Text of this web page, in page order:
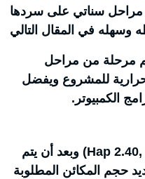
مراحل سناتي على سردها
مرحلة من مراحل
للمشروع ويفضل
الكمبيوتر.
على سبيل المثال (Hap 2.40, Block load) وبعد أن يتم
حجم المكائن المطلوبة